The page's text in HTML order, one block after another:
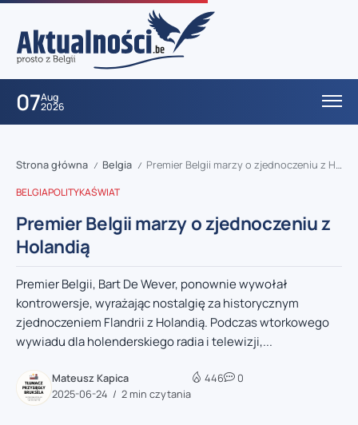
07Aug
2026
Strona główna / Belgia / Premier Belgii marzy o zjednoczeniu z Holandią
BELGIAPOLITYKAŚWIAT
Premier Belgii marzy o zjednoczeniu z
Holandią
Premier Belgii, Bart De Wever, ponownie wywołał
kontrowersje, wyrażając nostalgię za historycznym
zjednoczeniem Flandrii z Holandią. Podczas wtorkowego
wywiadu dla holenderskiego radia i telewizji,...
Mateusz Kapica
2025-06-24
2 min czytania
446 0